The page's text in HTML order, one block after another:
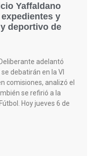
Yaffaldano
y
deportivo de
adelantó
debatirán en la VI
comisiones, analizó el
se refirió a la
Hoy jueves 6 de